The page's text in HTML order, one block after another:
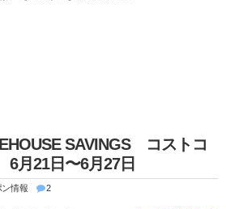
SAVINGS コストコ
月21日〜6月27日
ン情報 2